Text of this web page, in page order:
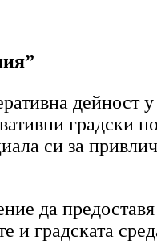
дейност
градски
си за
да
градската